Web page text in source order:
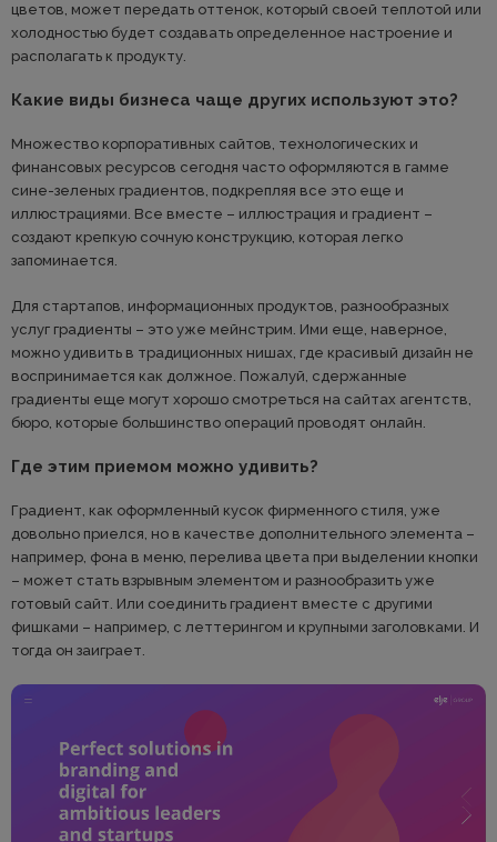
цветов, может передать оттенок, который своей теплотой или
холодностью будет создавать определенное настроение и
располагать к продукту.
Какие виды бизнеса чаще других используют это?
Множество корпоративных сайтов, технологических и
финансовых ресурсов сегодня часто оформляются в гамме
сине-зеленых градиентов, подкрепляя все это еще и
иллюстрациями. Все вместе – иллюстрация и градиент –
создают крепкую сочную конструкцию, которая легко
запоминается.
Для стартапов, информационных продуктов, разнообразных
услуг градиенты – это уже мейнстрим. Ими еще, наверное,
можно удивить в традиционных нишах, где красивый дизайн не
воспринимается как должное. Пожалуй, сдержанные
градиенты еще могут хорошо смотреться на сайтах агентств,
бюро, которые большинство операций проводят онлайн.
Где этим приемом можно удивить?
Градиент, как оформленный кусок фирменного стиля, уже
довольно приелся, но в качестве дополнительного элемента –
например, фона в меню, перелива цвета при выделении кнопки
– может стать взрывным элементом и разнообразить уже
готовый сайт. Или соединить градиент вместе с другими
фишками – например, с леттерингом и крупными заголовками. И
тогда он заиграет.